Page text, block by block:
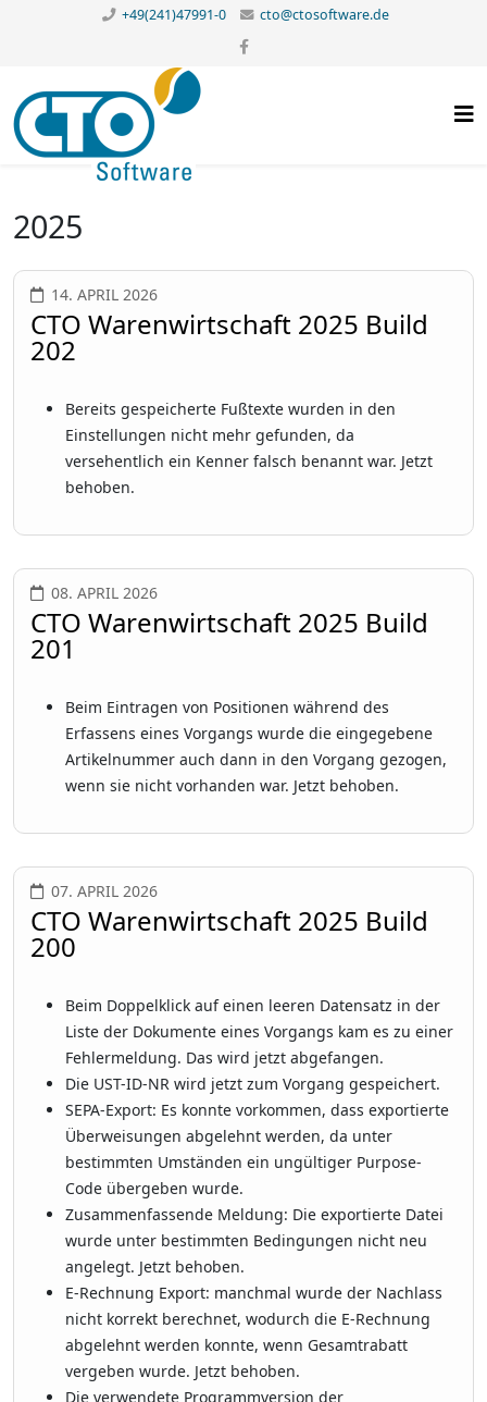
+49(241)47991-0 cto@ctosoftware.de
2025
14. APRIL 2026
CTO Warenwirtschaft 2025 Build
202
Bereits gespeicherte Fußtexte wurden in den
Einstellungen nicht mehr gefunden, da
versehentlich ein Kenner falsch benannt war. Jetzt
behoben.
08. APRIL 2026
CTO Warenwirtschaft 2025 Build
201
Beim Eintragen von Positionen während des
Erfassens eines Vorgangs wurde die eingegebene
Artikelnummer auch dann in den Vorgang gezogen,
wenn sie nicht vorhanden war. Jetzt behoben.
07. APRIL 2026
CTO Warenwirtschaft 2025 Build
200
Beim Doppelklick auf einen leeren Datensatz in der
Liste der Dokumente eines Vorgangs kam es zu einer
Fehlermeldung. Das wird jetzt abgefangen.
Die UST-ID-NR wird jetzt zum Vorgang gespeichert.
SEPA-Export: Es konnte vorkommen, dass exportierte
Überweisungen abgelehnt werden, da unter
bestimmten Umständen ein ungültiger Purpose-
Code übergeben wurde.
Zusammenfassende Meldung: Die exportierte Datei
wurde unter bestimmten Bedingungen nicht neu
angelegt. Jetzt behoben.
E-Rechnung Export: manchmal wurde der Nachlass
nicht korrekt berechnet, wodurch die E-Rechnung
abgelehnt werden konnte, wenn Gesamtrabatt
vergeben wurde. Jetzt behoben.
Die verwendete Programmversion der